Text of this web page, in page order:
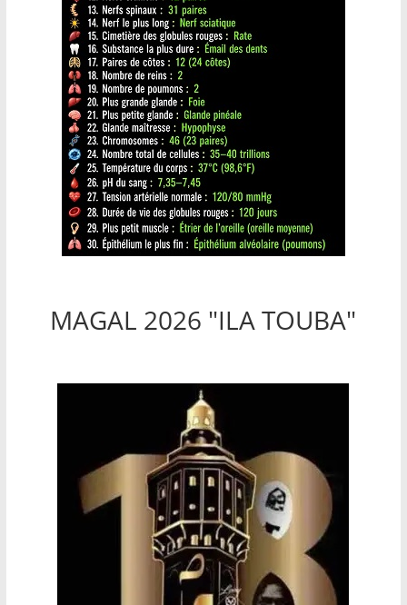
MAGAL 2026 "ILA TOUBA"